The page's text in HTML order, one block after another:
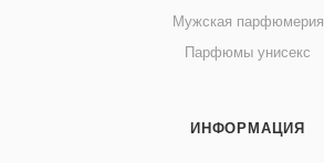
Мужская парфюмерия
Парфюмы унисекс
ИНФОРМАЦИЯ